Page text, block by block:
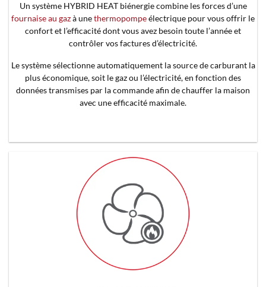
Un système HYBRID HEAT biénergie combine les forces d’une
fournaise au gazà unethermopompeélectrique pour vous offrir le
confort et l’efficacité dont vous avez besoin toute l’année et
contrôler vos factures d’électricité.
Le système sélectionne automatiquement la source de carburant la
plus économique, soit le gaz ou l’électricité, en fonction des
données transmises par la commande afin de chauffer la maison
avec une efficacité maximale.